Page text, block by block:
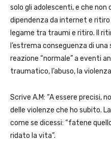
solo gli adolescenti, e che
dipendenza da internet e
legame tra traumi e ritiro. Il
l’estrema conseguenza di
reazione “normale” a eventi
traumatico, l’abuso, la
Scrive A.M: “A essere precisi,
delle violenze che ho subito.
come se dicessi: “fatene
ridato la vita”.